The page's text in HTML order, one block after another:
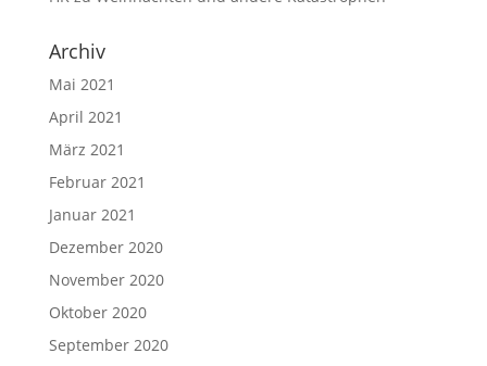
Archiv
Mai 2021
April 2021
März 2021
Februar 2021
Januar 2021
Dezember 2020
November 2020
Oktober 2020
September 2020